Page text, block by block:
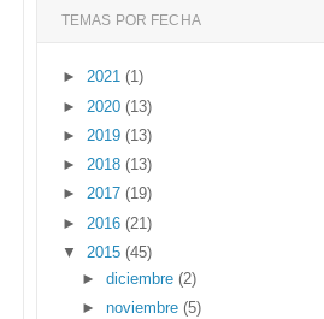
TEMAS POR FECHA
► 2021 (1)
► 2020 (13)
► 2019 (13)
► 2018 (13)
► 2017 (19)
► 2016 (21)
▼ 2015 (45)
► diciembre (2)
► noviembre (5)